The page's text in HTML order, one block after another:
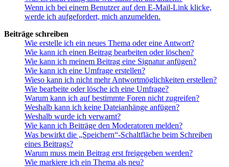
Wenn ich bei einem Benutzer auf den E-Mail-Link klicke,
werde ich aufgefordert, mich anzumelden.
Beiträge schreiben
Wie erstelle ich ein neues Thema oder eine Antwort?
Wie kann ich einen Beitrag bearbeiten oder löschen?
Wie kann ich meinem Beitrag eine Signatur anfügen?
Wie kann ich eine Umfrage erstellen?
Wieso kann ich nicht mehr Antwortmöglichkeiten erstellen?
Wie bearbeite oder lösche ich eine Umfrage?
Warum kann ich auf bestimmte Foren nicht zugreifen?
Weshalb kann ich keine Dateianhänge anfügen?
Weshalb wurde ich verwarnt?
Wie kann ich Beiträge den Moderatoren melden?
Was bewirkt die „Speichern“-Schaltfläche beim Schreiben
eines Beitrags?
Warum muss mein Beitrag erst freigegeben werden?
Wie markiere ich ein Thema als neu?